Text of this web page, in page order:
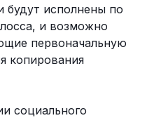
будут исполнены по
и возможно
первоначальную
копирования
социального